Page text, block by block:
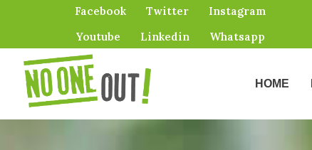
Facebook Twitter
Instagram
Youtube
Linkedin Whatsapp
HOME